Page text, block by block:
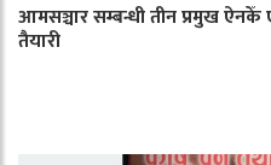
आमसञ्चार सम्बन्धी तीन प्रमुख
तैयारी